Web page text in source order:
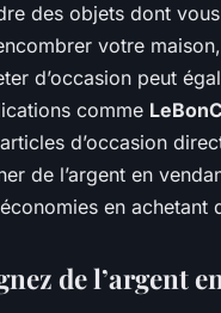
des objets dont
votre
d’occasion peut
comme
d’occasion
de l’argent en
en achetant
de l’argent